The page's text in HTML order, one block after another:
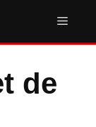
Menu
de